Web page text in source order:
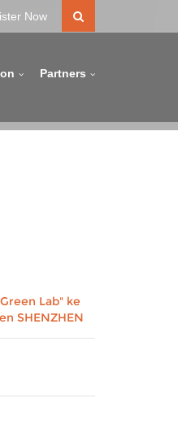
Now
Partners
Lab" ke
SHENZHEN